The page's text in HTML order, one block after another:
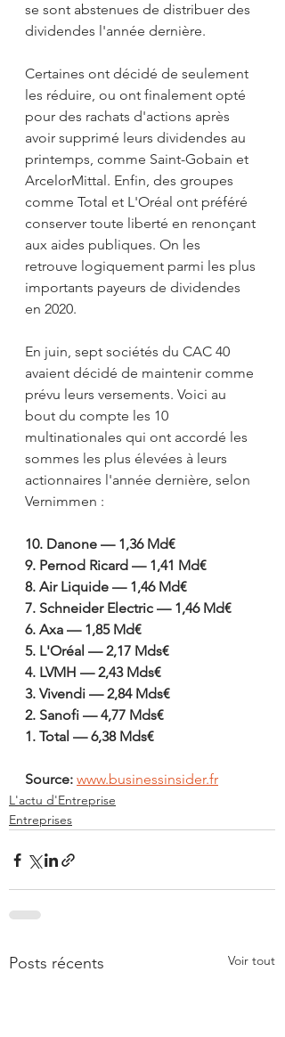
se sont abstenues de distribuer des
dividendes l'année dernière.
Certaines ont décidé de seulement
les réduire, ou ont finalement opté
pour des rachats d'actions après
avoir supprimé leurs dividendes au
printemps, comme Saint-Gobain et
ArcelorMittal. Enfin, des groupes
comme Total et L'Oréal ont préféré
conserver toute liberté en renonçant
aux aides publiques. On les
retrouve logiquement parmi les plus
importants payeurs de dividendes
en 2020.
En juin, sept sociétés du CAC 40
avaient décidé de maintenir comme
prévu leurs versements. Voici au
bout du compte les 10
multinationales qui ont accordé les
sommes les plus élevées à leurs
actionnaires l'année dernière, selon
Vernimmen :
10. Danone — 1,36 Md€
9. Pernod Ricard — 1,41 Md€
8. Air Liquide — 1,46 Md€
7. Schneider Electric — 1,46 Md€
6. Axa — 1,85 Md€
5. L'Oréal — 2,17 Mds€
4. LVMH — 2,43 Mds€
3. Vivendi — 2,84 Mds€
2. Sanofi — 4,77 Mds€
1. Total — 6,38 Mds€
Source: www.businessinsider.fr
L'actu d'Entreprise
Entreprises
Posts récents Voir tout